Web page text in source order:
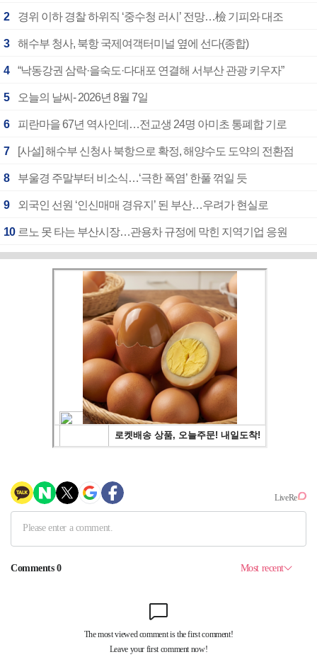
2 경위 이하 경찰 하위직 ‘중수청 러시’ 전망…檢 기피와 대조
3 해수부 청사, 북항 국제여객터미널 옆에 선다(종합)
4 “낙동강권 삼락·을숙도·다대포 연결해 서부산 관광 키우자”
5 오늘의 날씨- 2026년 8월 7일
6 피란마을 67년 역사인데…전교생 24명 아미초 통폐합 기로
7 [사설] 해수부 신청사 북항으로 확정, 해양수도 도약의 전환점
8 부울경 주말부터 비소식…‘극한 폭염’ 한풀 꺾일 듯
9 외국인 선원 ‘인신매매 경유지’ 된 부산…우려가 현실로
10 르노 못 타는 부산시장…관용차 규정에 막힌 지역기업 응원